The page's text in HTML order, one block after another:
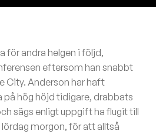
för andra helgen i följd,
eftersom han snabbt
City. Anderson har haft
hög höjd tidigare, drabbats
sägs enligt uppgift ha flugit till
morgon, för att alltså